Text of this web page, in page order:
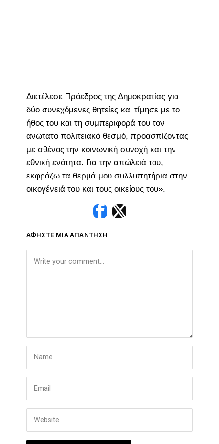
Διετέλεσε Πρόεδρος της Δημοκρατίας για
δύο συνεχόμενες θητείες και τίμησε με το
ήθος του και τη συμπεριφορά του τον
ανώτατο πολιτειακό θεσμό, προασπίζοντας
με σθένος την κοινωνική συνοχή και την
εθνική ενότητα. Για την απώλειά του,
εκφράζω τα θερμά μου συλλυπητήρια στην
οικογένειά του και τους οικείους του».
ΑΦΉΣΤΕ ΜΙΑ ΑΠΆΝΤΗΣΗ